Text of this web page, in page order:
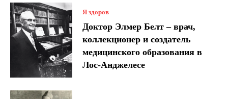
Я здоров
Доктор Элмер Белт – врач,
коллекционер и создатель
медицинского образования в
Лос-Анджелесе